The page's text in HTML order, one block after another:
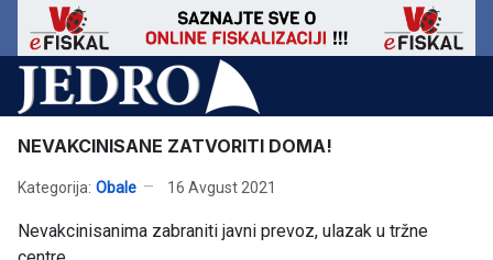
NEVAKCINISANE ZATVORITI DOMA!
Kategorija: Obale 16 Avgust 2021
Nevakcinisanima zabraniti javni prevoz, ulazak u tržne